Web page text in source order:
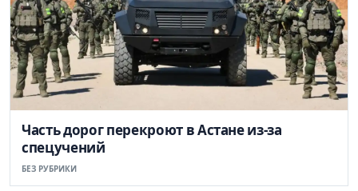
Часть дорог перекроют в Астане из-за
спецучений
БЕЗ РУБРИКИ